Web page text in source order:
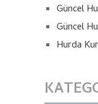
Güncel
Güncel
Hurda